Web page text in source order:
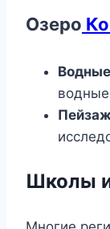
Озеро
водные
Школы